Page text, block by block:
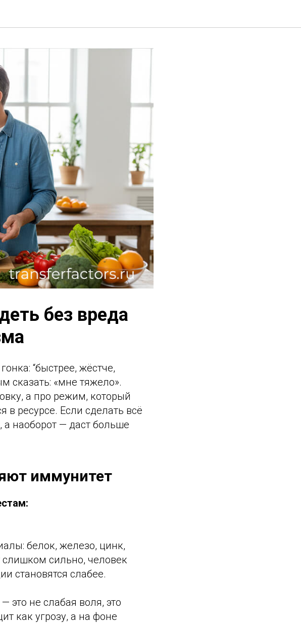
без вреда
“быстрее, жёстче,
сказать: «мне тяжело».
а про режим, который
ресурсе. Если сделать всё
а наоборот — даст больше
иммунитет
белок, железо, цинк,
слишком сильно, человек
становятся слабее.
это не слабая воля, это
как угрозу, а на фоне